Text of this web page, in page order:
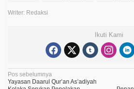
Writer: Redaksi
Ikuti Kami
N
Pos sebelumnya
Yayasan Daarul Qur’an As’adiyah